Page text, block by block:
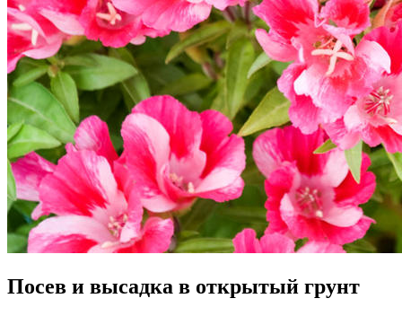
Посев и высадка в открытый грунт